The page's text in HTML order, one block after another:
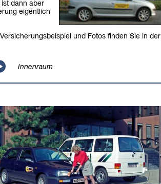
dann aber
eigentlich
und Fotos finden Sie in der
Innenraum